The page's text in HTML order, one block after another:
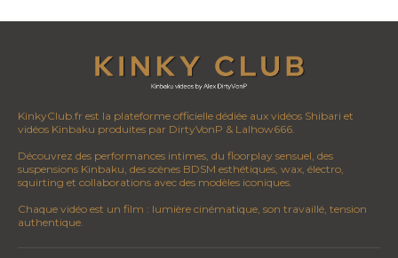
KinkyClub.fr est la plateforme officielle dédiée aux vidéos Shibari et
vidéos Kinbaku produites par DirtyVonP & Lalhow666.
Découvrez des performances intimes, du floorplay sensuel, des
suspensions Kinbaku, des scènes BDSM esthétiques, wax, électro,
squirting et collaborations avec des modèles iconiques.
Chaque vidéo est un film : lumière cinématique, son travaillé, tension
authentique.